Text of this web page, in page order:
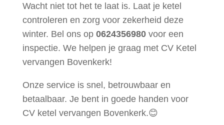
Wacht niet tot het te laat is. Laat je ketel
controleren en zorg voor zekerheid deze
winter. Bel ons op 0624356980voor een
inspectie. We helpen je graag met CV Ketel
vervangen Bovenkerk!
Onze service is snel, betrouwbaar en
betaalbaar. Je bent in goede handen voor
CV ketel vervangen Bovenkerk.😊